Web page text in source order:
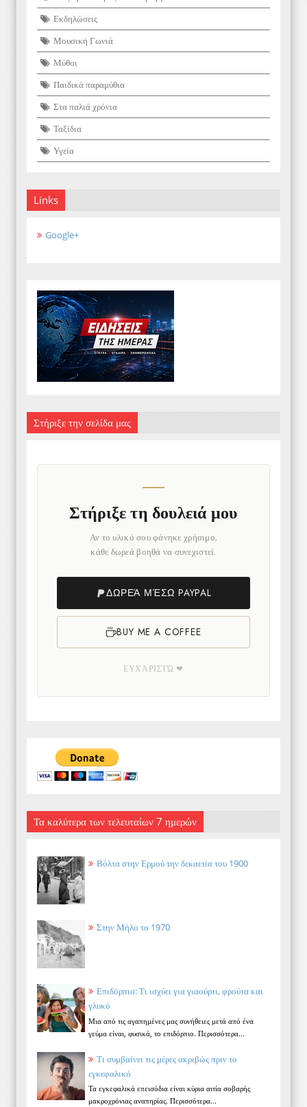
Εκδηλώσεις
Μουσική Γωνιά
Μύθοι
Παιδικά παραμύθια
Στα παλιά χρόνια
Ταξίδια
Υγεία
Links
Google+
Στήριξε την σελίδα μας
Στήριξε τη δουλειά μου
Αν το υλικό σου φάνηκε χρήσιμο,
κάθε δωρεά βοηθά να συνεχιστεί.
ΔΩΡΕΆ ΜΈΣΩ PAYPAL
BUY ME A COFFEE
ΕΥΧΑΡΙΣΤΏ ❤
Τα καλύτερα των τελευταίων 7 ημερών
Βόλτα στην Ερμού την δεκαετία του 1900
Στην Μήλο το 1970
Επιδόρπιο: Τι ισχύει για γιαούρτι, φρούτα και
γλυκό
Μια από τις αγαπημένες μας συνήθειες μετά από ένα
γεύμα είναι, φυσικά, το επιδόρπιο. Περισσότερα...
Τι συμβαίνει τις μέρες ακριβώς πριν το
εγκεφαλικό
Τα εγκεφαλικά επεισόδια είναι κύρια αιτία σοβαρής
μακροχρόνιας αναπηρίας. Περισσότερα...